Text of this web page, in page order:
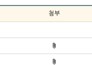
첨부